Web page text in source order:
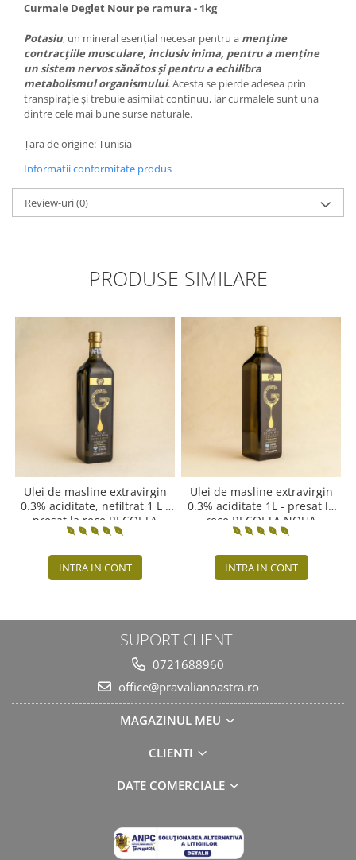
Curmale Deglet Nour pe ramura - 1kg
Potasiu, un mineral esențial necesar pentru a menține
contracțiile musculare, inclusiv inima, pentru a menține
un sistem nervos sănătos și pentru a echilibra
metabolismul organismului. Acesta se pierde adesea prin
transpirație și trebuie asimilat continuu, iar curmalele sunt una
dintre cele mai bune surse naturale.
Țara de origine: Tunisia
Informatii conformitate produs
Review-uri(0)
PRODUSE SIMILARE
Ulei de masline extravirgin
0.3% aciditate, nefiltrat 1 L -
presat la rece RECOLTA
NOUA
INTRA IN CONT
Ulei de masline extravirgin
0.3% aciditate 1L - presat la
rece RECOLTA NOUA
INTRA IN CONT
SUPORT CLIENTI
0721688960
office@pravalianoastra.ro
MAGAZINUL MEU
CLIENTI
DATE COMERCIALE